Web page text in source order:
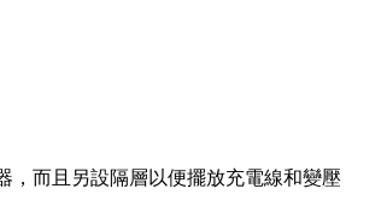
，而且另設隔層以便擺放充電線和變壓